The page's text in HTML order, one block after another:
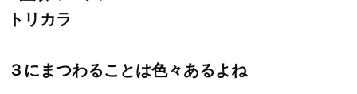
トリカラ
３にまつわることは色々あるよね